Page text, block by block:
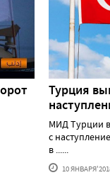
Турция
МИД Турции
с
в ......
10